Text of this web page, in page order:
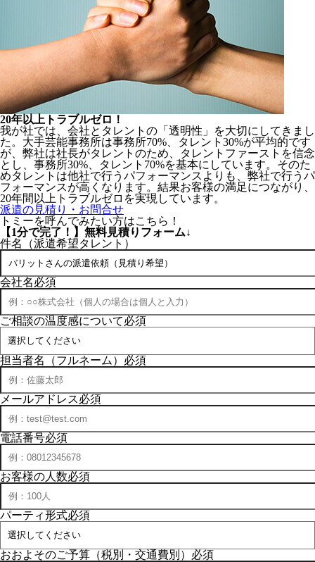
20年以上トラブルゼロ！
我が社では、会社とタレントの「透明性」を大切にしてきまし
た。 大手芸能事務所は事務所70%、タレント30%が平均的です
が、 弊社は社長がタレント のため、タレントファーストを信念
とし、 事務所30%、タレント70%を基本にしています。そのた
めタレントは他社で行うパフォーマンスよりも、弊社で行うパ
フォーマンスが高くなります。結果お客様の満足につながり、
20年間以上トラブルゼロを実現しています。
派遣の見積り・お問合せ
トミーを呼んでみたい方はこちら！
【1分で完了！】 無料見積りフォーム↓
件名（派遣希望タレント）
会社名必須
ご相談の温度感について必須
担当者名（フルネーム） 必須
メールアドレス必須
電話番号必須
お客様の人数必須
パーティ形式必須
おおよそのご予算（税別・交通費別） 必須